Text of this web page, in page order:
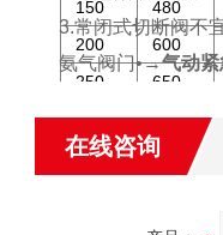
150
480
200
600
250
650
300
750
3.常闭式切断阀不
氨气阀门•→气动紧
在线咨询